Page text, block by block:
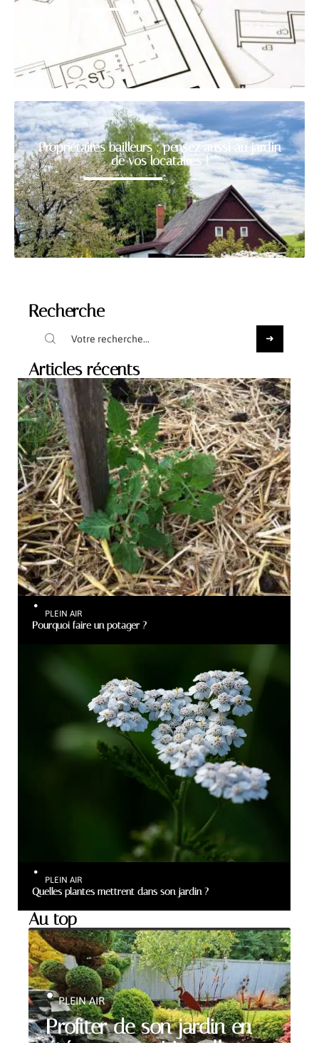
Propriétaires bailleurs : pensez aussi au jardin
de vos locataires !
Recherche
Articles récents
PLEIN AIR
Pourquoi faire un potager ?
PLEIN AIR
Quelles plantes mettrent dans son jardin ?
Au top
Profiter de son jardin en
PLEIN AIR